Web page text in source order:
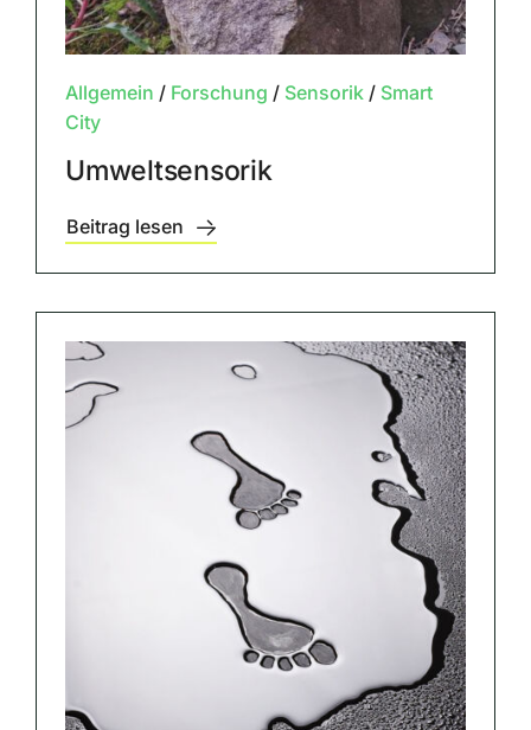
Allgemein / Forschung / Sensorik/ Smart
City
Umweltsensorik
Beitrag lesen